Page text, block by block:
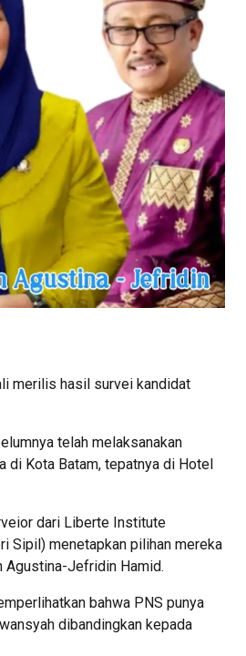
merilis hasil survei kandidat
telah melaksanakan
di Kota Batam, tepatnya di Hotel
dari Liberte Institute
Sipil) menetapkan pilihan mereka
Agustina-Jefridin Hamid.
bahwa PNS punya
dibandingkan kepada